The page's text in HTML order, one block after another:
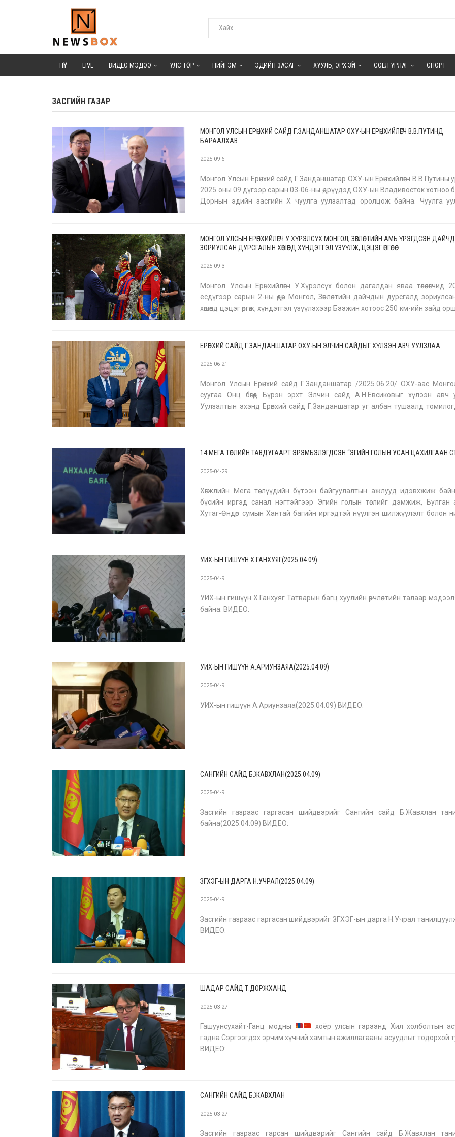
НҮҮР LIVE ВИДЕО МЭДЭЭ УЛС ТӨР НИЙГЭМ ЭДИЙН ЗАСАГ ХУУЛЬ, ЭРХ ЗҮЙ СОЁЛ УРЛАГ СПОРТ
ЗАСГИЙН ГАЗАР
МОНГОЛ УЛСЫН ЕРӨНХИЙ САЙД Г.ЗАНДАНШАТАР ОХУ-ЫН ЕРӨНХИЙЛӨГЧ В.В.ПУТИНД
БАРААЛХАВ
2025-09-6
Монгол Улсын Ерөнхий сайд Г.Занданшатар ОХУ-ын Ерөнхийлөгч В.В.Путины
2025 оны 09 дүгээр сарын 03-06-ны өдрүүдэд ОХУ-ын Владивосток хотноо
Дорнын эдийн засгийн X чуулга уулзалтад оролцож байна. Чуулга
МОНГОЛ УЛСЫН ЕРӨНХИЙЛӨГЧ У.ХҮРЭЛСҮХ МОНГОЛ, ЗӨВЛӨЛТИЙН АМЬ ҮРЭГДСЭН
ЗОРИУЛСАН ДУРСГАЛЫН ХӨШӨӨНД ХҮНДЭТГЭЛ ҮЗҮҮЛЖ, ЦЭЦЭГ ӨРГӨЛӨӨ
2025-09-3
Монгол Улсын Ерөнхийлөгч У.Хүрэлсүх болон дагалдан яваа төлөөлөгчид
есдүгээр сарын 2-ны өдөр Монгол, Зөвлөлтийн дайчдын дурсгалд
хөшөөнд цэцэг өргөж, хүндэтгэл үзүүлэхээр Бээжин хотоос 250 км-ийн зайд
ЕРӨНХИЙ САЙД Г.ЗАНДАНШАТАР ОХУ-ЫН ЭЛЧИН САЙДЫГ ХҮЛЭЭН АВЧ УУЛЗЛАА
2025-06-21
Монгол Улсын Ерөнхий сайд Г.Занданшатар /2025.06.20/ ОХУ-аас
суугаа Онц бөгөөд Бүрэн эрхт Элчин сайд А.Н.Евсиковыг хүлээн авч
Уулзалтын эхэнд Ерөнхий сайд Г.Занданшатар уг албан тушаалд
14 МЕГА ТӨСЛИЙН ТАВДУГААРТ ЭРЭМБЭЛЭГДСЭН “ЭГИЙН ГОЛЫН УСАН ЦАХИЛГААН
2025-04-29
Хөгжлийн Мега төслүүдийн бүтээн байгуулалтын ажлууд идэвхжиж
бүсийн иргэд санал нэгтэйгээр Эгийн голын төслийг дэмжиж, Булган
Хутаг-Өндөр сумын Хантай багийн иргэдтэй нүүлгэн шилжүүлэлт болон
УИХ-ЫН ГИШҮҮН Х.ГАНХУЯГ(2025.04.09)
2025-04-9
УИХ-ын гишүүн Х.Ганхуяг Татварын багц хуулийн өөрчлөлтийн талаар
байна. ВИДЕО:
УИХ-ЫН ГИШҮҮН А.АРИУНЗАЯА(2025.04.09)
2025-04-9
УИХ-ын гишүүн А.Ариунзаяа(2025.04.09) ВИДЕО:
САНГИЙН САЙД Б.ЖАВХЛАН(2025.04.09)
2025-04-9
Засгийн газраас гаргасан шийдвэрийг Сангийн сайд Б.Жавхлан
байна(2025.04.09) ВИДЕО:
ЗГХЭГ-ЫН ДАРГА Н.УЧРАЛ(2025.04.09)
2025-04-9
Засгийн газраас гаргасан шийдвэрийг ЗГХЭГ-ын дарга Н.Учрал
ВИДЕО:
ШАДАР САЙД Т.ДОРЖХАНД
2025-03-27
Гашуунсухайт-Ганц модны
хоёр улсын гэрээнд Хил холболтын
гадна Сэргээгдэх эрчим хүчний хамтын ажиллагааны асуудлыг тодорхой
ВИДЕО:
САНГИЙН САЙД Б.ЖАВХЛАН
2025-03-27
Засгийн газраас гарсан шийдвэрийг Сангийн сайд Б.Жавхлан